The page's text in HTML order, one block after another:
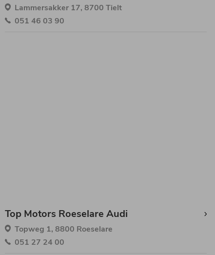
Lammersakker 17, 8700 Tielt
051 46 03 90
Top Motors Roeselare Audi
Topweg 1, 8800 Roeselare
051 27 24 00